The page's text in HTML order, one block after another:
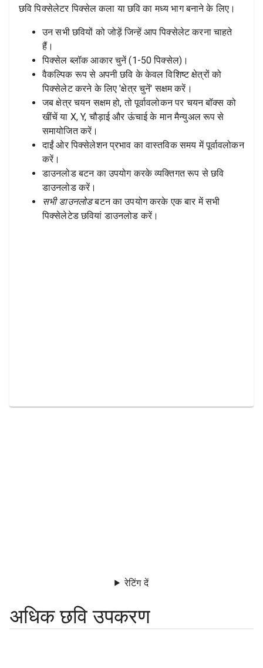
छवि पिक्सेलेटर पिक्सेल कला या छवि का मध्य भाग बनाने के लिए।
उन सभी छवियों को जोड़ें जिन्हें आप पिक्सेलेट करना चाहते
हैं।
पिक्सेल ब्लॉक आकार चुनें (1-50 पिक्सेल)।
वैकल्पिक रूप से अपनी छवि के केवल विशिष्ट क्षेत्रों को
पिक्सेलेट करने के लिए 'क्षेत्र चुनें' सक्षम करें।
जब क्षेत्र चयन सक्षम हो, तो पूर्वावलोकन पर चयन बॉक्स को
खींचें या X, Y, चौड़ाई और ऊंचाई के मान मैन्युअल रूप से
समायोजित करें।
दाईं ओर पिक्सेलेशन प्रभाव का वास्तविक समय में पूर्वावलोकन
करें।
डाउनलोड बटन का उपयोग करके व्यक्तिगत रूप से छवि
डाउनलोड करें।
सभी डाउनलोडबटन का उपयोग करके एक बार में सभी
पिक्सेलेटेड छवियां डाउनलोड करें।
रेटिंग दें
अधिक छवि उपकरण